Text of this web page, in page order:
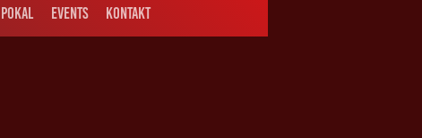
POKAL EVENTS KONTAKT